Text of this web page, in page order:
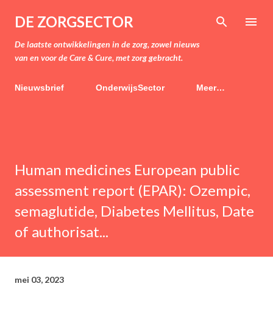
Doorgaan naar hoofdcontent
DE ZORGSECTOR
De laatste ontwikkelingen in de zorg, zowel nieuws
van en voor de Care & Cure, met zorg gebracht.
Nieuwsbrief OnderwijsSector Meer…
Human medicines European public
assessment report (EPAR): Ozempic,
semaglutide, Diabetes Mellitus, Date
of authorisat...
mei 03, 2023